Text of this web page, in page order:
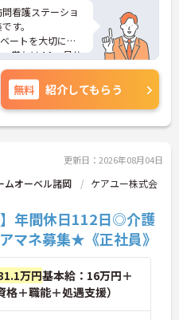
看護ステーショ
す。
ートを大切にし
賞与は4.1ヶ月分
と評価される職
ントなど、さら
軽にご相談くだ
無料 紹介してもらう
更新日：2026年08月04日
ムオーベル諸岡
ケアユー株式会
】年間休日112日◎介護
マネ募集★《正社員》
万円基本給：16万円＋
＋職能＋処遇支援）